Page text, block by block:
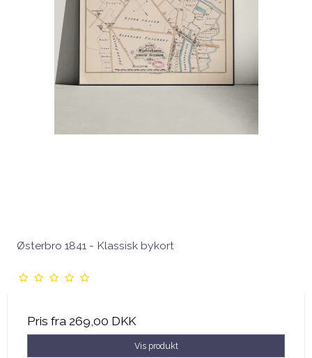
Østerbro 1841 - Klassisk bykort
Pris fra 269,00 DKK
Vis produkt